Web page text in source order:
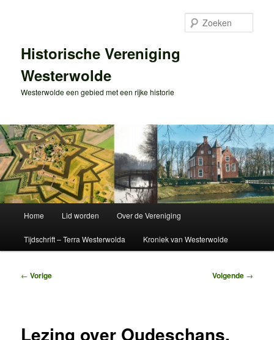
inhoudHistorische Vereniging
Westerwolde
Westerwolde een gebied met een rijke historie
Home Lid worden Over de Vereniging
Tijdschrift – Terra Westerwolda Kroniek van Westerwolde
Bericht
← Vorige Volgende →
Lezing over Oudeschans,